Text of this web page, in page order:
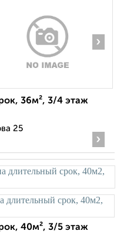
›
36м², 3/4 этаж
25
›
40м², 3/5 этаж